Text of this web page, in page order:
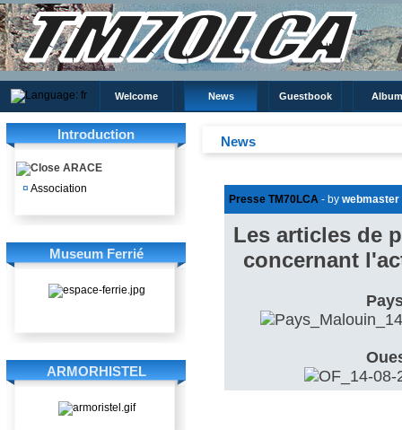
Welcome News Guestbook
Introduction
ARACE
¤ Association
Museum Ferrié
ARMORHISTEL
News
Presse TM70LCA - by webmaster
Les articles de
concernant